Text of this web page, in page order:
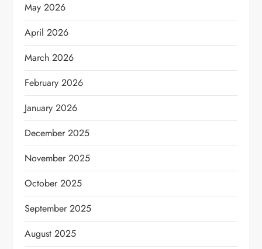
May 2026
April 2026
March 2026
February 2026
January 2026
December 2025
November 2025
October 2025
September 2025
August 2025